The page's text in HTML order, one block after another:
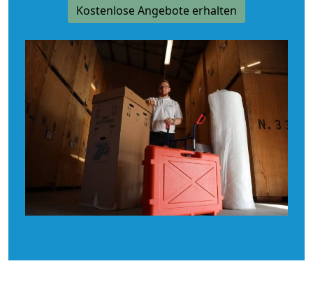
Kostenlose Angebote erhalten